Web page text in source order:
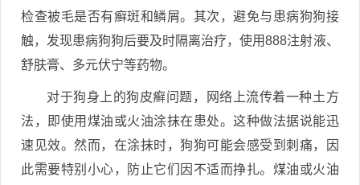
检查被毛是否有癣斑和鳞屑。其次，避免与患病狗狗接
触，发现患病狗狗后要及时隔离治疗，使用888注射液、
舒肤膏、多元伏宁等药物。
对于狗身上的狗皮癣问题，网络上流传着一种土方
法，即使用煤油或火油涂抹在患处。这种做法据说能迅
速见效。然而，在涂抹时，狗狗可能会感受到刺痛，因
此需要特别小心，防止它们因不适而挣扎。煤油或火油